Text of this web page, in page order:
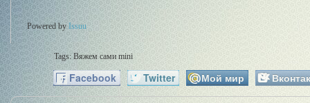
Powered byIssuu
Tags:Вяжем сами mini
Facebook Twitter Мой мир